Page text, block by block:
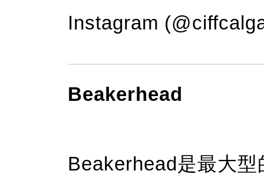
Instagram
Beakerhead
Beakerhead是最大